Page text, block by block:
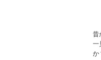
昔
一
か